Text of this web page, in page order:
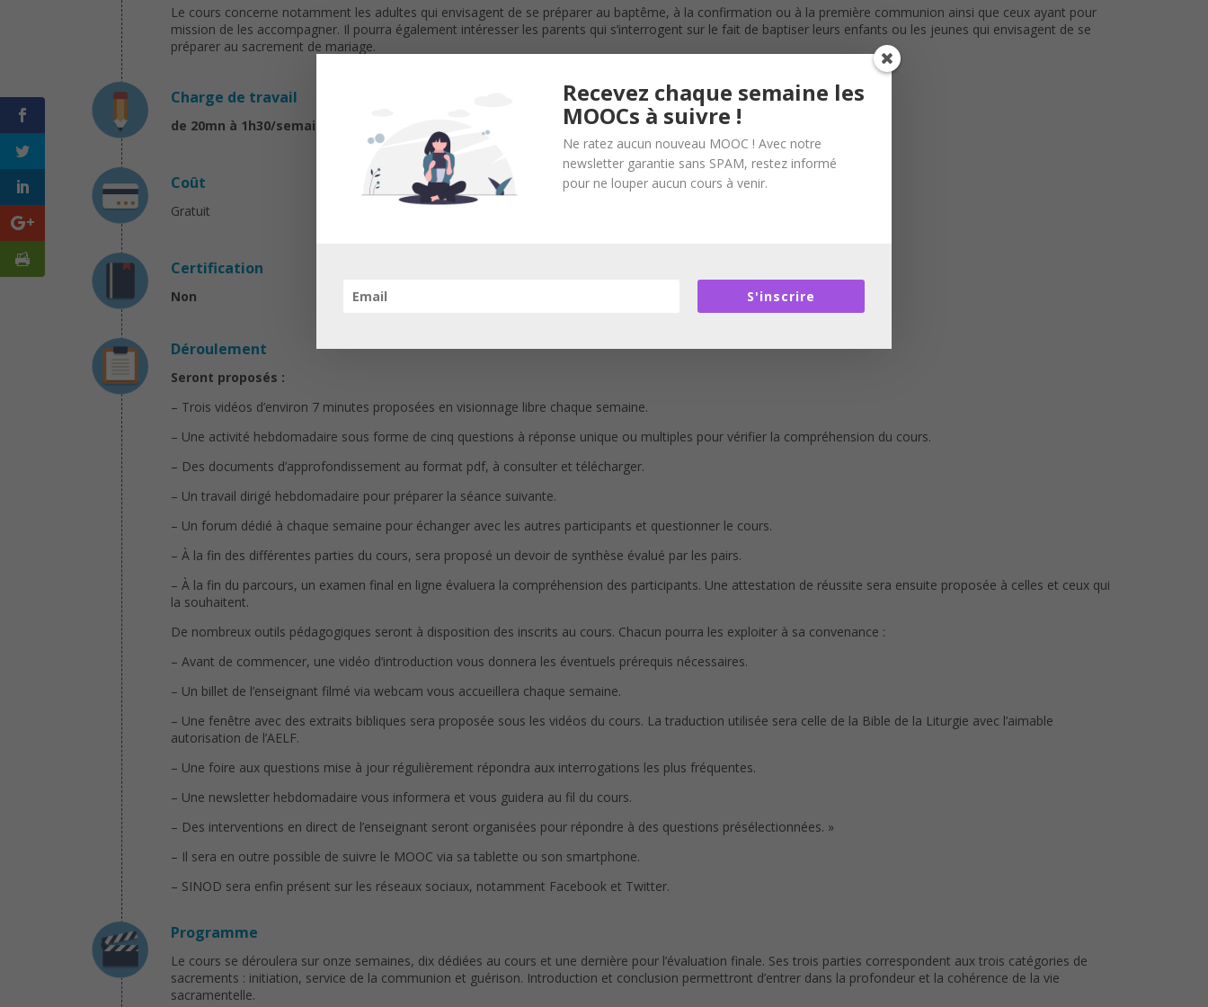
Le cours concerne notamment les adultes qui envisagent de se préparer au baptême, à la confirmation ou à la première communion ainsi que ceux ayant pour
mission de les accompagner. Il pourra également intéresser les parents qui s’interrogent sur le fait de baptiser leurs enfants ou les jeunes qui envisagent de se
préparer au sacrement de mariage.
Charge de travail
de 20mn à 1h30/semaine
Coût
Gratuit
Certification
Non
Déroulement
Seront proposés :
– Trois vidéos d’environ 7 minutes proposées en visionnage libre chaque semaine.
– Une activité hebdomadaire sous forme de cinq questions à réponse unique ou multiples pour vérifier la compréhension du cours.
– Des documents d’approfondissement au format pdf, à consulter et télécharger.
– Un travail dirigé hebdomadaire pour préparer la séance suivante.
– Un forum dédié à chaque semaine pour échanger avec les autres participants et questionner le cours.
– À la fin des différentes parties du cours, sera proposé un devoir de synthèse évalué par les pairs.
– À la fin du parcours, un examen final en ligne évaluera la compréhension des participants. Une attestation de réussite sera ensuite proposée à celles et ceux qui
la souhaitent.
De nombreux outils pédagogiques seront à disposition des inscrits au cours. Chacun pourra les exploiter à sa convenance :
– Avant de commencer, une vidéo d’introduction vous donnera les éventuels prérequis nécessaires.
– Un billet de l’enseignant filmé via webcam vous accueillera chaque semaine.
– Une fenêtre avec des extraits bibliques sera proposée sous les vidéos du cours. La traduction utilisée sera celle de la Bible de la Liturgie avec l’aimable
autorisation de l’AELF.
– Une foire aux questions mise à jour régulièrement répondra aux interrogations les plus fréquentes.
– Une newsletter hebdomadaire vous informera et vous guidera au fil du cours.
– Des interventions en direct de l’enseignant seront organisées pour répondre à des questions présélectionnées. »
– Il sera en outre possible de suivre le MOOC via sa tablette ou son smartphone.
– SINOD sera enfin présent sur les réseaux sociaux, notamment Facebook et Twitter.
Programme
Le cours se déroulera sur onze semaines, dix dédiées au cours et une dernière pour l’évaluation finale. Ses trois parties correspondent aux trois catégories de
sacrements : initiation, service de la communion et guérison. Introduction et conclusion permettront d’entrer dans la profondeur et la cohérence de la vie
sacramentelle.
Recevez chaque semaine les
MOOCs à suivre !
Ne ratez aucun nouveau MOOC ! Avec notre
newsletter garantie sans SPAM, restez informé
pour ne louper aucun cours à venir.
S'inscrire